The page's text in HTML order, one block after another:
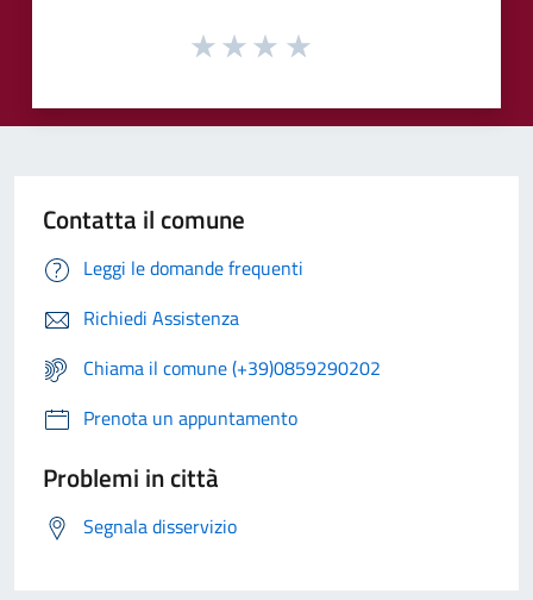
Contatta il comune
Leggi le domande frequenti
Richiedi Assistenza
Chiama il comune (+39)0859290202
Prenota un appuntamento
Problemi in città
Segnala disservizio